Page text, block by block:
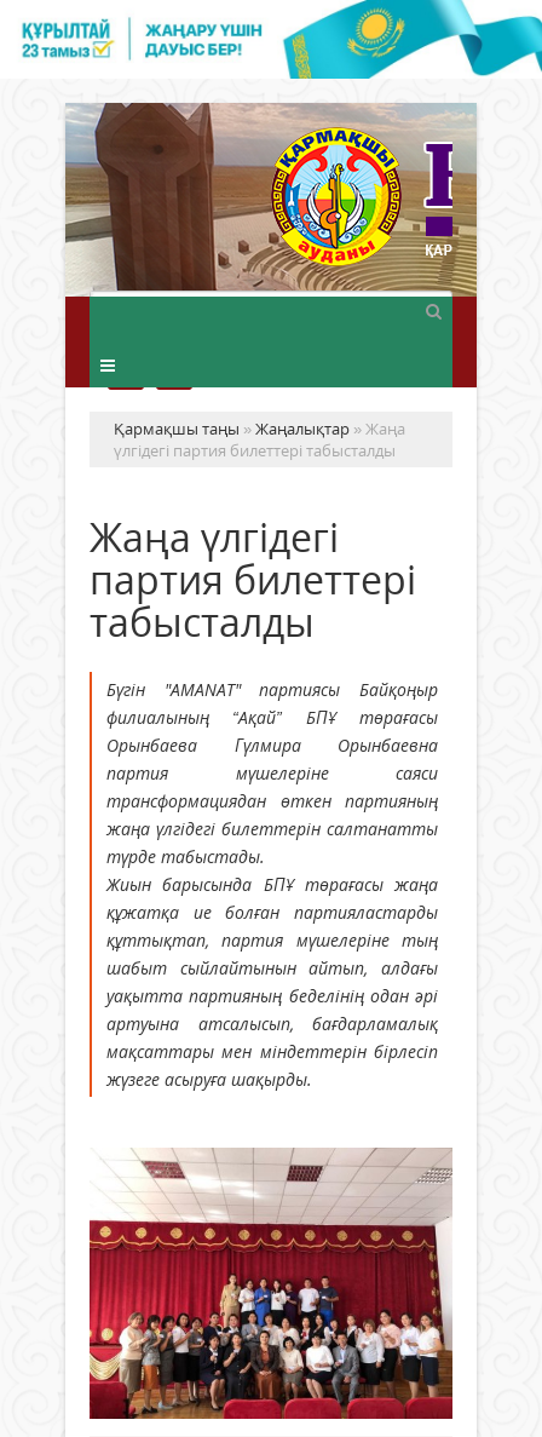
Қармақшы таңы »Жаңалықтар » Жаңа
үлгідегі партия билеттері табысталды
Жаңа үлгідегі
партия билеттері
табысталды
Бүгін "AMANAT" партиясы Байқоңыр
филиалының “Ақай” БПҰ төрағасы
Орынбаева Гүлмира Орынбаевна
партия мүшелеріне саяси
трансформациядан өткен партияның
жаңа үлгідегі билеттерін салтанатты
түрде табыстады.
Жиын барысында БПҰ төрағасы жаңа
құжатқа ие болған партияластарды
құттықтап, партия мүшелеріне тың
шабыт сыйлайтынын айтып, алдағы
уақытта партияның беделінің одан әрі
артуына атсалысып, бағдарламалық
мақсаттары мен міндеттерін бірлесіп
жүзеге асыруға шақырды.